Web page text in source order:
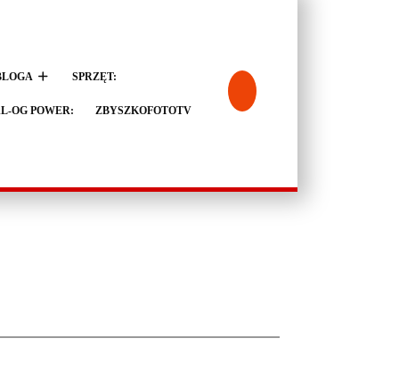
SPRZĘT:
OG POWER: ZBYSZKOFOTOTV